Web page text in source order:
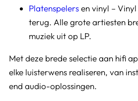
Platenspelersen vinyl –
terug. Alle grote artiesten
muziek uit op LP.
Met deze brede selectie aan hifi
elke luisterwens realiseren, van
end audio-oplossingen.